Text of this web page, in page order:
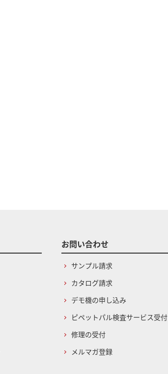
お問い合わせ
サンプル請求
カタログ請求
デモ機の申し込み
ピペットパル検査サービス受付
修理の受付
メルマガ登録